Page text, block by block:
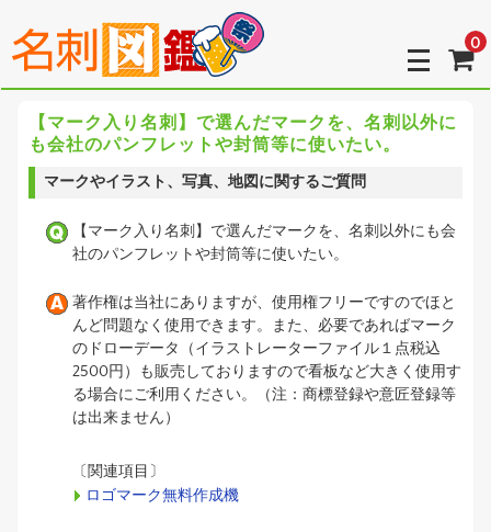
0
【マーク入り名刺】で選んだマークを、名刺以外に
も会社のパンフレットや封筒等に使いたい。
マークやイラスト、写真、地図に関するご質問
【マーク入り名刺】で選んだマークを、名刺以外にも会
社のパンフレットや封筒等に使いたい。
著作権は当社にありますが、使用権フリーですのでほと
んど問題なく使用できます。また、必要であればマーク
のドローデータ（イラストレーターファイル１点税込
2500円）も販売しておりますので看板など大きく使用す
る場合にご利用ください。（注：商標登録や意匠登録等
は出来ません）
〔関連項目〕
ロゴマーク無料作成機